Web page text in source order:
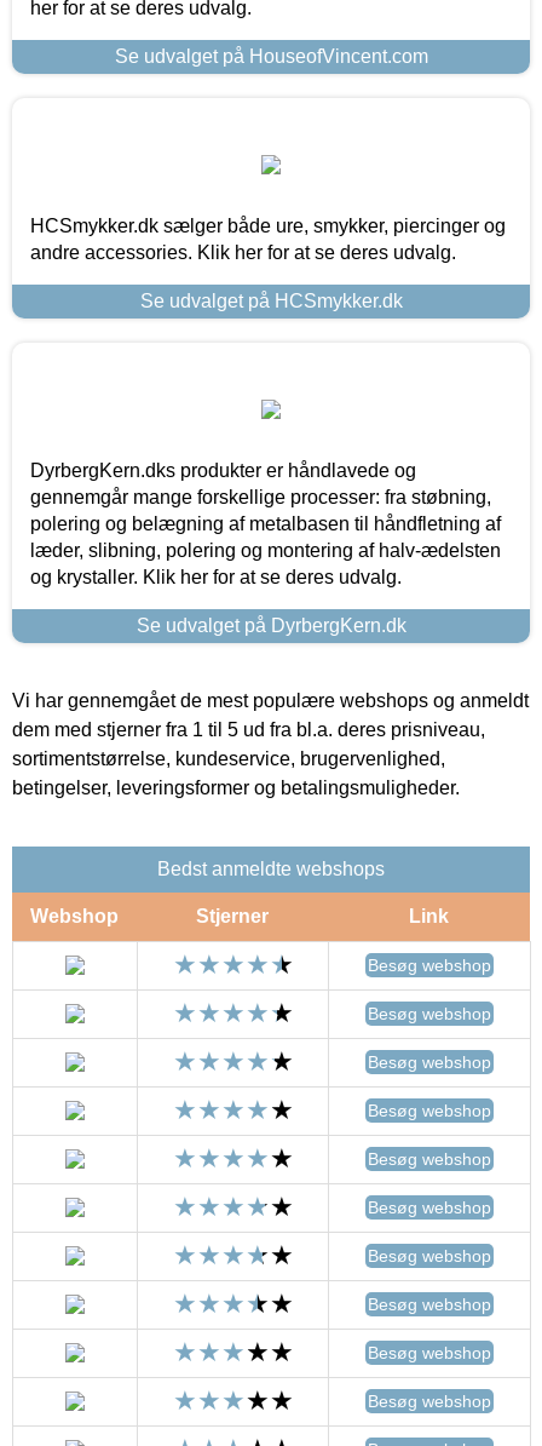
her for at se deres udvalg.
Se udvalget på HouseofVincent.com
HCSmykker.dk sælger både ure, smykker, piercinger og
andre accessories. Klik her for at se deres udvalg.
Se udvalget på HCSmykker.dk
DyrbergKern.dks produkter er håndlavede og
gennemgår mange forskellige processer: fra støbning,
polering og belægning af metalbasen til håndfletning af
læder, slibning, polering og montering af halv-ædelsten
og krystaller. Klik her for at se deres udvalg.
Se udvalget på DyrbergKern.dk
Vi har gennemgået de mest populære webshops og anmeldt
dem med stjerner fra 1 til 5 ud fra bl.a. deres prisniveau,
sortimentstørrelse, kundeservice, brugervenlighed,
betingelser, leveringsformer og betalingsmuligheder.
Bedst anmeldte webshops
Webshop Stjerner Link
Besøg webshop
Besøg webshop
Besøg webshop
Besøg webshop
Besøg webshop
Besøg webshop
Besøg webshop
Besøg webshop
Besøg webshop
Besøg webshop